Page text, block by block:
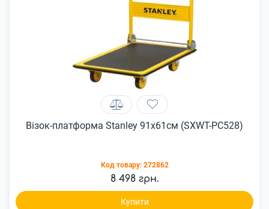
Візок-платформа Stanley 91х61см (SXWT-PC528)
Код товару: 272862
8 498 грн.
Купити